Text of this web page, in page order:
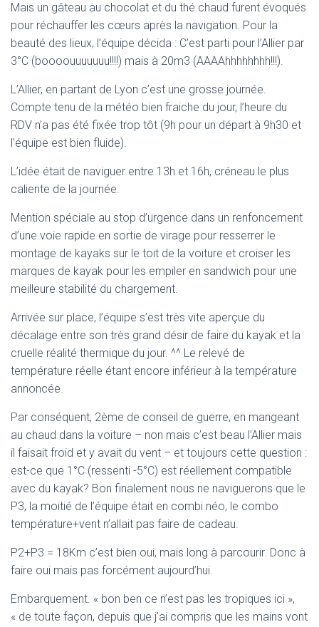
Mais un gâteau au chocolat et du thé chaud furent évoqués
pour réchauffer les cœurs après la navigation. Pour la
beauté des lieux, l’équipe décida : C’est parti pour l’Allier par
3°C (boooouuuuuuu!!!!) mais à 20m3 (AAAAhhhhhhhh!!!).
L’Allier, en partant de Lyon c’est une grosse journée.
Compte tenu de la météo bien fraiche du jour, l’heure du
RDV n’a pas été fixée trop tôt (9h pour un départ à 9h30 et
l’équipe est bien fluide).
L’idée était de naviguer entre 13h et 16h, créneau le plus
caliente de la journée.
Mention spéciale au stop d’urgence dans un renfoncement
d’une voie rapide en sortie de virage pour resserrer le
montage de kayaks sur le toit de la voiture et croiser les
marques de kayak pour les empiler en sandwich pour une
meilleure stabilité du chargement.
Arrivée sur place, l’équipe s’est très vite aperçue du
décalage entre son très grand désir de faire du kayak et la
cruelle réalité thermique du jour. ^^ Le relevé de
température réelle étant encore inférieur à la température
annoncée.
Par conséquent, 2ème de conseil de guerre, en mangeant
au chaud dans la voiture – non mais c’est beau l’Allier mais
il faisait froid et y avait du vent – et toujours cette question :
est-ce que 1°C (ressenti -5°C) est réellement compatible
avec du kayak? Bon finalement nous ne naviguerons que le
P3, la moitié de l’équipe était en combi néo, le combo
température+vent n’allait pas faire de cadeau.
P2+P3 = 18Km c’est bien oui, mais long à parcourir. Donc à
faire oui mais pas forcément aujourd’hui.
Embarquement. « bon ben ce n’est pas les tropiques ici »,
« de toute façon, depuis que j’ai compris que les mains vont